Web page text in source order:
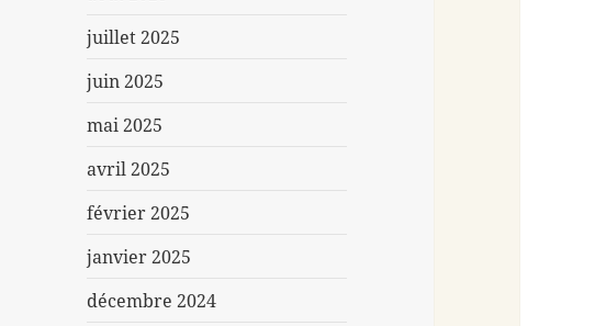
juillet 2025
juin 2025
mai 2025
avril 2025
février 2025
janvier 2025
décembre 2024